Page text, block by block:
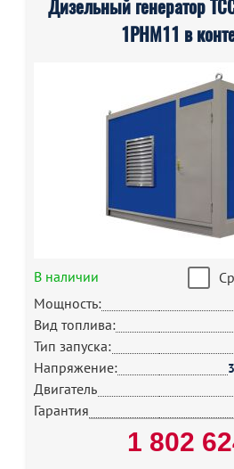
Дизельный генератор
1РНМ11 в
В наличии
Мощность:
Вид топлива:
Тип запуска:
Напряжение:
Двигатель
Гарантия
1 802